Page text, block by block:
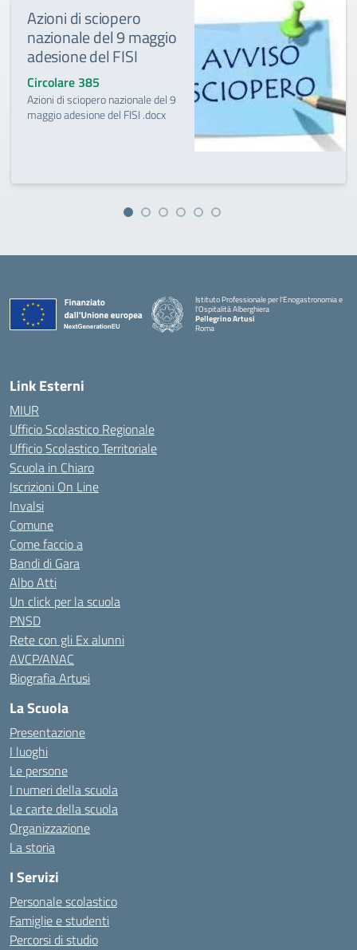
Azioni di sciopero
nazionale del 9 maggio
adesione del FISI
Circolare 385
Azioni di sciopero nazionale del 9
maggio adesione del FISI .docx
Istituto Professionale per l'Enogastronomia e
l'Ospitalità Alberghiera
Pellegrino Artusi
Roma
Link Esterni
MIUR
Ufficio Scolastico Regionale
Ufficio Scolastico Territoriale
Scuola in Chiaro
Iscrizioni On Line
Invalsi
Comune
Come faccio a
Bandi di Gara
Albo Atti
Un click per la scuola
PNSD
Rete con gli Ex alunni
AVCP/ANAC
Biografia Artusi
La Scuola
Presentazione
I luoghi
Le persone
I numeri della scuola
Le carte della scuola
Organizzazione
La storia
I Servizi
Personale scolastico
Famiglie e studenti
Percorsi di studio